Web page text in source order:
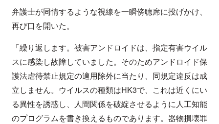
弁護士が同情するような視線を一瞬傍聴席に投げかけ、
再び口を開いた。
「繰り返します。被害アンドロイドは、指定有害ウイル
スに感染し故障していました。そのためアンドロイド保
護法虐待禁止規定の適用除外に当たり、同規定違反は成
立しません。ウイルスの種類はHK3で、これは近くにい
る異性を誘惑し、人間関係を破綻させるように人工知能
のプログラムを書き換えるものであります。器物損壊罪